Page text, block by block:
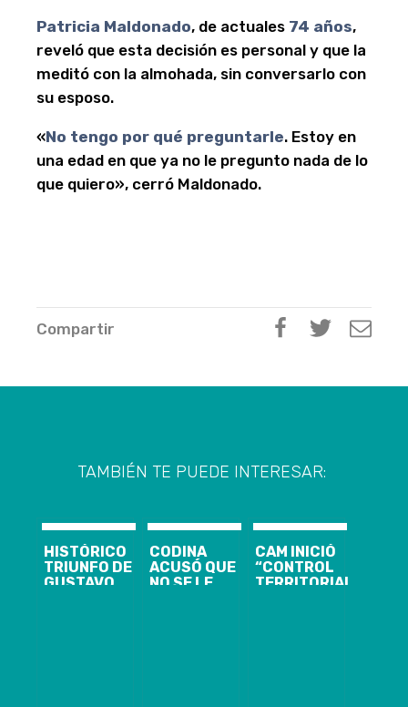
Patricia Maldonado, de actuales 74 años,
reveló que esta decisión es personal y que la
meditó con la almohada, sin conversarlo con
su esposo.
«No tengo por qué preguntarle. Estoy en
una edad en que ya no le pregunto nada de lo
que quiero», cerró Maldonado.
Compartir
TAMBIÉN TE PUEDE INTERESAR:
HISTÓRICO
TRIUNFO DE
GUSTAVO
CODINA
ACUSÓ QUE
NO SE LE
CAM INICIÓ
“CONTROL
TERRITORIAL